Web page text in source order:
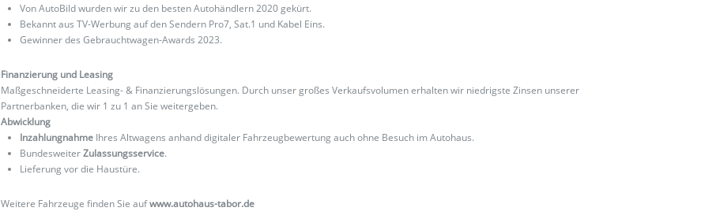
Von AutoBild wurden wir zu den besten Autohändlern 2020 gekürt.
Bekannt aus TV-Werbung auf den Sendern Pro7, Sat.1 und Kabel Eins.
Gewinner des Gebrauchtwagen-Awards 2023.
Finanzierung und Leasing
Maßgeschneiderte Leasing- & Finanzierungslösungen. Durch unser großes Verkaufsvolumen erhalten wir niedrigste Zinsen unserer
Partnerbanken, die wir 1 zu 1 an Sie weitergeben.
Abwicklung
Inzahlungnahme Ihres Altwagens anhand digitaler Fahrzeugbewertung auch ohne Besuch im Autohaus.
BundesweiterZulassungsservice.
Lieferung vor die Haustüre.
Weitere Fahrzeuge finden Sie aufwww.autohaus-tabor.de